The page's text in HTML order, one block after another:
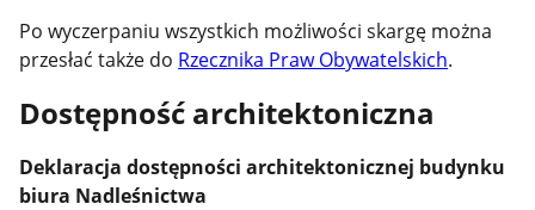
Po wyczerpaniu wszystkich możliwości skargę można
przesłać także do Rzecznika Praw Obywatelskich.
Dostępność architektoniczna
Deklaracja dostępności architektonicznej budynku
biura Nadleśnictwa